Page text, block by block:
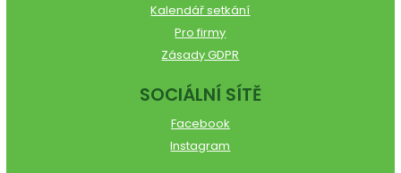
Kalendář setkání
Pro firmy
Zásady GDPR
SOCIÁLNÍ SÍTĚ
Facebook
Instagram